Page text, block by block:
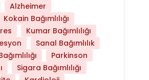
Tüketmek Yaşlanmayı
Alzheimer
Kokain Bağımlılığı
Kumar Bağımlılığı
Sanal Bağımlılık
Parkinson
Sigara Bağımlılığı